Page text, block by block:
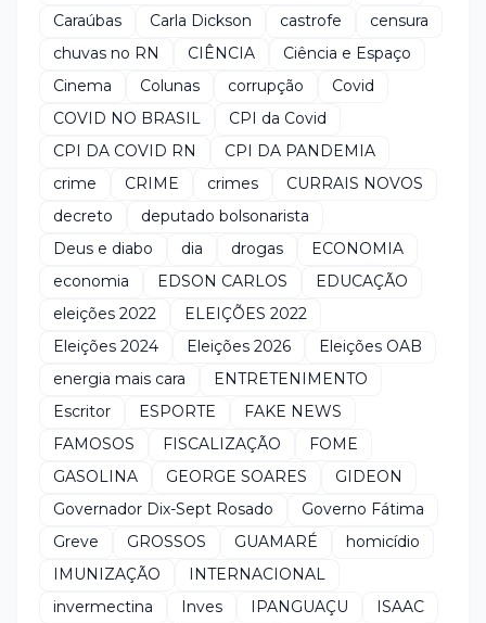
Caraúbas
Carla Dickson castrofe
censura
chuvas no RN
CIÊNCIA
Ciência e Espaço
Cinema
Colunas corrupção
Covid
COVID NO BRASIL
CPI da Covid
CPI DA COVID RN
CPI DA PANDEMIA
crime
CRIME crimes
CURRAIS NOVOS
decreto
deputado bolsonarista
Deus e diabo
dia drogas
ECONOMIA
economia
EDSON CARLOS
EDUCAÇÃO
eleições 2022
ELEIÇÕES 2022
Eleições 2024
Eleições 2026
Eleições OAB
energia mais cara
ENTRETENIMENTO
Escritor
ESPORTE
FAKE NEWS
FAMOSOS
FISCALIZAÇÃO
FOME
GASOLINA
GEORGE SOARES
GIDEON
Governador Dix-Sept Rosado
Governo Fátima
Greve
GROSSOS GUAMARÉ
homicídio
IMUNIZAÇÃO
INTERNACIONAL
invermectina
Inves IPANGUAÇU
ISAAC